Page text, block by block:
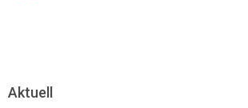
Aktuell